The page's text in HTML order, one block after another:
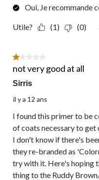
Oui, Je recommande
Utile? (1) (0)
1 étoile(s) sur 5.
not very good at all
Sirris
il y a 12 ans
I found this primer to be
of coats necessary to get
I don't know if there's
they re-branded as
try with it. Here's hoping
thing to the Ruddy